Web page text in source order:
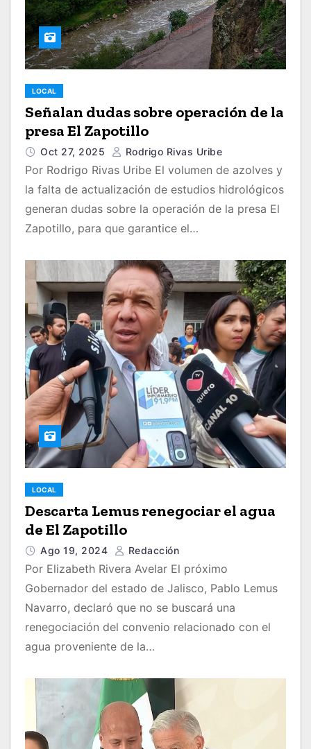
LOCAL
Señalan dudas sobre operación de la
presa El Zapotillo
Oct 27, 2025 Rodrigo Rivas Uribe
Por Rodrigo Rivas Uribe El volumen de azolves y
la falta de actualización de estudios hidrológicos
generan dudas sobre la operación de la presa El
Zapotillo, para que garantice el…
LOCAL
Descarta Lemus renegociar el agua
de El Zapotillo
Ago 19, 2024 Redacción
Por Elizabeth Rivera Avelar El próximo
Gobernador del estado de Jalisco, Pablo Lemus
Navarro, declaró que no se buscará una
renegociación del convenio relacionado con el
agua proveniente de la…